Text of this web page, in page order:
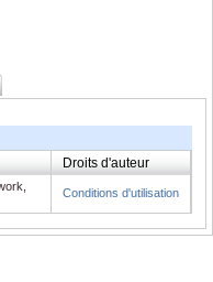
Droits d'auteur
Conditions d'utilisation